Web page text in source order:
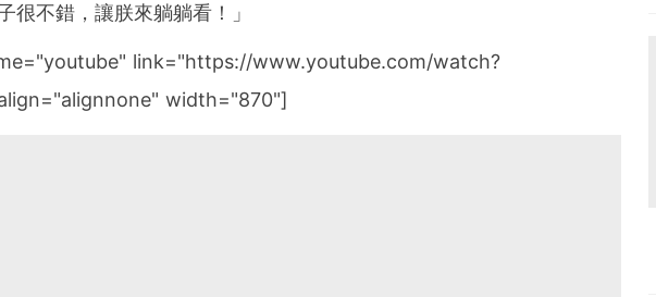
很不錯，讓朕來躺躺看！」
link="https://www.youtube.com/watch?
width="870"]